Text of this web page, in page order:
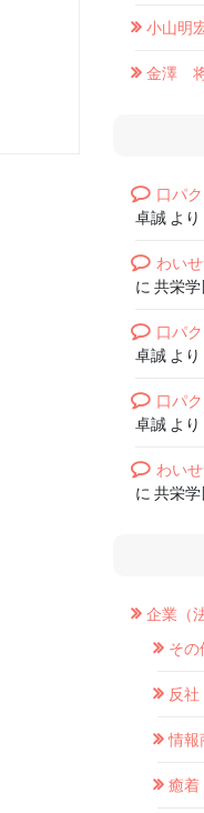
小山明
金澤
口パ
卓誠 より
わい
に共栄
口パ
卓誠 より
口パ
卓誠 より
わい
に共栄
企業（
その
反社
情報
癒着